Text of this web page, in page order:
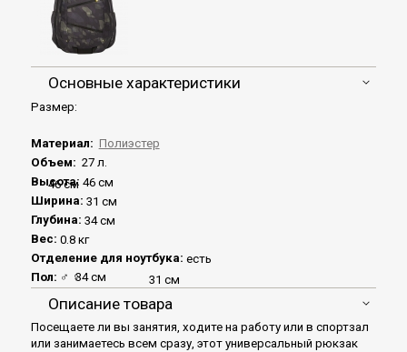
Основные характеристики
46 см
34 см 31 см
Размер:
Материал: Полиэстер
Объем: 27 л.
Высота: 46 см
Ширина: 31 см
Глубина: 34 см
Вес: 0.8 кг
Отделение для ноутбука: есть
Пол: ♂ ♀
Описание товара
Посещаете ли вы занятия, ходите на работу или в спортзал
или занимаетесь всем сразу, этот универсальный рюкзак